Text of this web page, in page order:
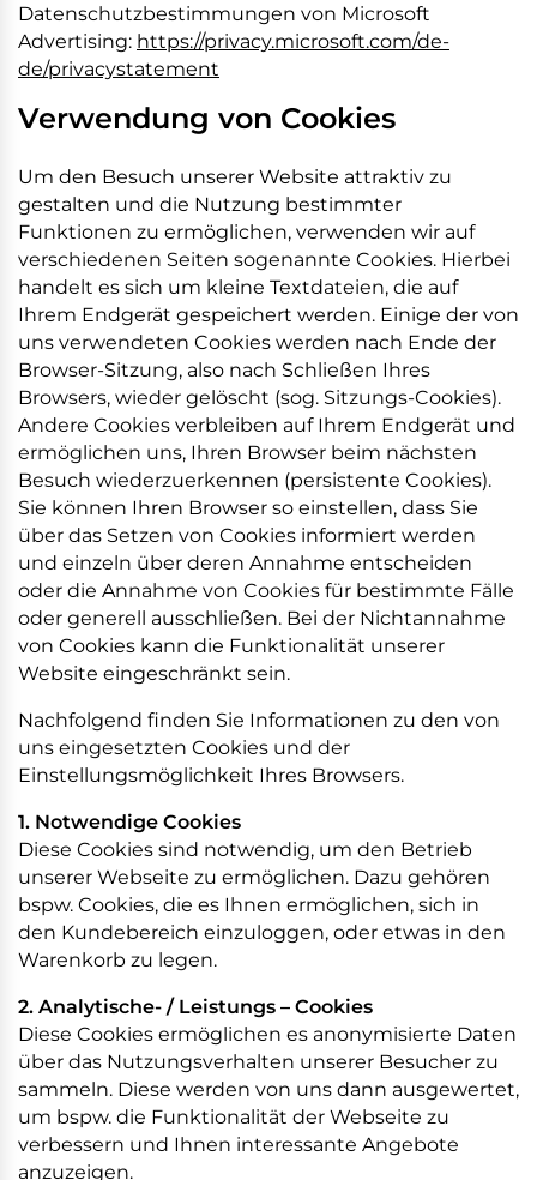
Datenschutzbestimmungen von Microsoft
Advertising: https://privacy.microsoft.com/de-
de/privacystatement
Verwendung von Cookies
Um den Besuch unserer Website attraktiv zu
gestalten und die Nutzung bestimmter
Funktionen zu ermöglichen, verwenden wir auf
verschiedenen Seiten sogenannte Cookies. Hierbei
handelt es sich um kleine Textdateien, die auf
Ihrem Endgerät gespeichert werden. Einige der von
uns verwendeten Cookies werden nach Ende der
Browser-Sitzung, also nach Schließen Ihres
Browsers, wieder gelöscht (sog. Sitzungs-Cookies).
Andere Cookies verbleiben auf Ihrem Endgerät und
ermöglichen uns, Ihren Browser beim nächsten
Besuch wiederzuerkennen (persistente Cookies).
Sie können Ihren Browser so einstellen, dass Sie
über das Setzen von Cookies informiert werden
und einzeln über deren Annahme entscheiden
oder die Annahme von Cookies für bestimmte Fälle
oder generell ausschließen. Bei der Nichtannahme
von Cookies kann die Funktionalität unserer
Website eingeschränkt sein.
Nachfolgend finden Sie Informationen zu den von
uns eingesetzten Cookies und der
Einstellungsmöglichkeit Ihres Browsers.
1. Notwendige Cookies
Diese Cookies sind notwendig, um den Betrieb
unserer Webseite zu ermöglichen. Dazu gehören
bspw. Cookies, die es Ihnen ermöglichen, sich in
den Kundebereich einzuloggen, oder etwas in den
Warenkorb zu legen.
2. Analytische- / Leistungs – Cookies
Diese Cookies ermöglichen es anonymisierte Daten
über das Nutzungsverhalten unserer Besucher zu
sammeln. Diese werden von uns dann ausgewertet,
um bspw. die Funktionalität der Webseite zu
verbessern und Ihnen interessante Angebote
anzuzeigen.